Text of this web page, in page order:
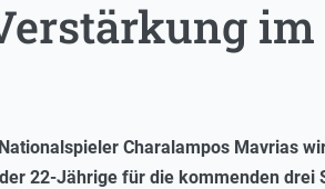
Charalampos Mavrias
22-Jährige für die kommenden